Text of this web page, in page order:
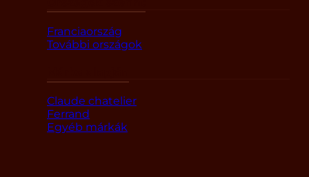
Franciaország
További országok
Claude chatelier
Ferrand
Egyéb márkák